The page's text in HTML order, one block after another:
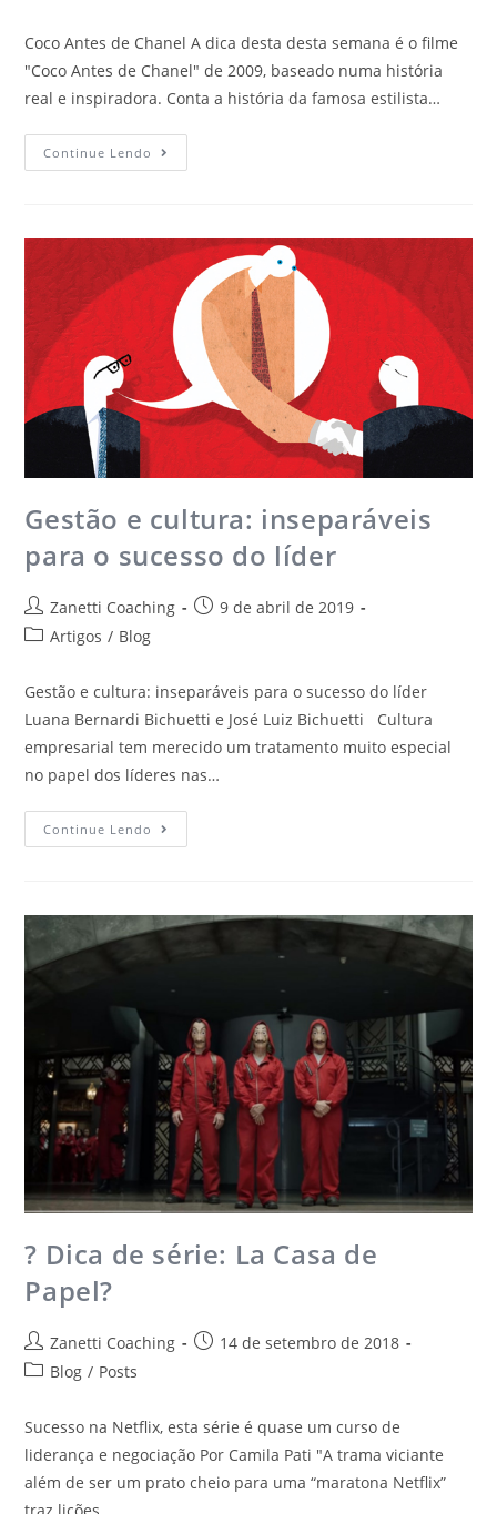
Coco Antes de Chanel A dica desta desta semana é o filme
"Coco Antes de Chanel" de 2009, baseado numa história
real e inspiradora. Conta a história da famosa estilista…
Continue Lendo
Gestão e cultura: inseparáveis
para o sucesso do líder
Zanetti Coaching
9 de abril de 2019
Artigos / Blog
Gestão e cultura: inseparáveis para o sucesso do líder
Luana Bernardi Bichuetti e José Luiz Bichuetti Cultura
empresarial tem merecido um tratamento muito especial
no papel dos líderes nas…
Continue Lendo
? Dica de série: La Casa de
Papel? ​
Zanetti Coaching
14 de setembro de 2018
Blog / Posts
Sucesso na Netflix, esta série é quase um curso de
liderança e negociação Por Camila Pati "A trama viciante
além de ser um prato cheio para uma “maratona Netflix”